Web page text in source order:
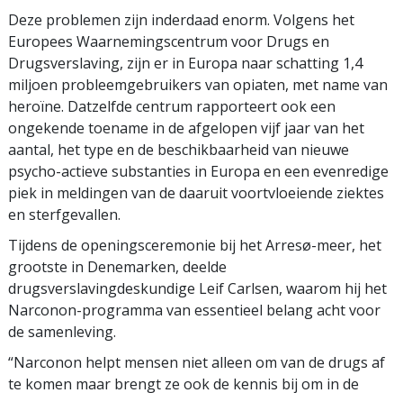
Deze problemen zijn inderdaad enorm. Volgens het
Europees Waarnemingscentrum voor Drugs en
Drugsverslaving, zijn er in Europa naar schatting 1,4
miljoen probleemgebruikers van opiaten, met name van
heroïne. Datzelfde centrum rapporteert ook een
ongekende toename in de afgelopen vijf jaar van het
aantal, het type en de beschikbaarheid van nieuwe
psycho-actieve substanties in Europa en een evenredige
piek in meldingen van de daaruit voortvloeiende ziektes
en sterfgevallen.
Tijdens de openingsceremonie bij het Arresø-meer, het
grootste in Denemarken, deelde
drugsverslavingdeskundige Leif Carlsen, waarom hij het
Narconon-programma van essentieel belang acht voor
de samenleving.
“Narconon helpt mensen niet alleen om van de drugs af
te komen maar brengt ze ook de kennis bij om in de